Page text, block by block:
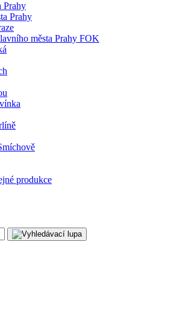
Prahy
Prahy
města Prahy FOK
produkce